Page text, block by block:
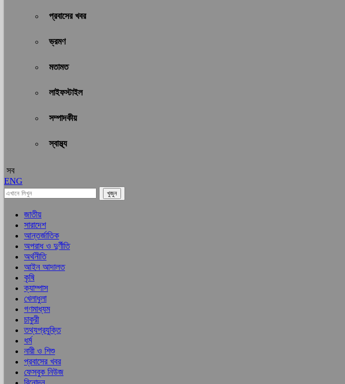
প্রবাসের খবর
ভ্রমণ
মতামত
লাইফস্টাইল
সম্পাদকীয়
স্বাস্থ্য
সব
ENG
জাতীয়
সারাদেশ
আন্তর্জাতিক
অপরাধ ও দুর্ণীতি
অর্থনীতি
আইন আদালত
কৃষি
ক্যাম্পাস
খেলাধুলা
গণমাধ্যম
চাকুরী
তথ্যপ্রযুক্তি
ধর্ম
নারী ও শিশু
প্রবাসের খবর
ফেসবুক নিউজ